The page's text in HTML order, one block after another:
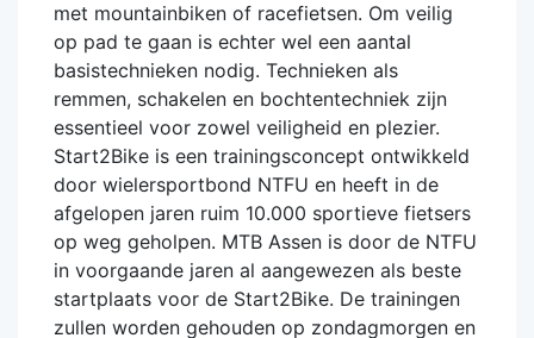
met mountainbiken of racefietsen. Om veilig
op pad te gaan is echter wel een aantal
basistechnieken nodig. Technieken als
remmen, schakelen en bochtentechniek zijn
essentieel voor zowel veiligheid en plezier.
Start2Bike is een trainingsconcept ontwikkeld
door wielersportbond NTFU en heeft in de
afgelopen jaren ruim 10.000 sportieve fietsers
op weg geholpen. MTB Assen is door de NTFU
in voorgaande jaren al aangewezen als beste
startplaats voor de Start2Bike. De trainingen
zullen worden gehouden op zondagmorgen en